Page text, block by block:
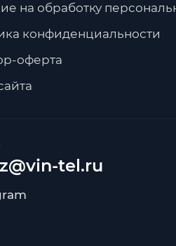
tel.ru
на обработку
конфиденциальности
оферта